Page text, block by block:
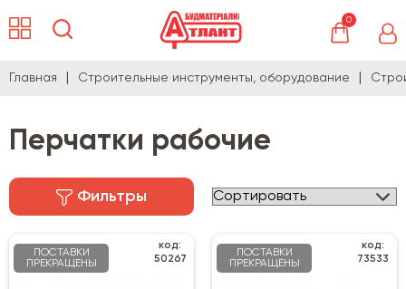
0
Главная Строительные инструменты, оборудование
Перчатки рабочие
Фильтры
ПОСТАВКИ
ПРЕКРАЩЕНЫ
код:
50267
ПОСТАВКИ
ПРЕКРАЩЕНЫ
код:
73533